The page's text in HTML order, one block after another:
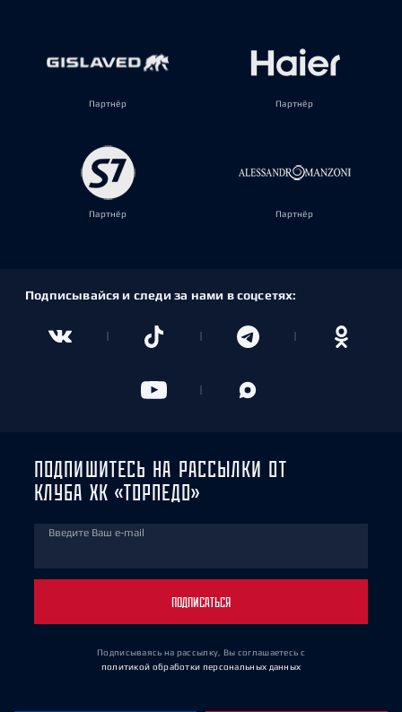
Партнёр Партнёр
Партнёр Партнёр
Подписывайся и следи за нами в соцсетях:
ПОДПИШИТЕСЬ НА РАССЫЛКИ ОТ
КЛУБА ХК «ТОРПЕДО»
Введите Ваш e-mail
ПОДПИСАТЬСЯ
Подписываясь на рассылку, Вы соглашаетесь с
политикой обработки персональных данных